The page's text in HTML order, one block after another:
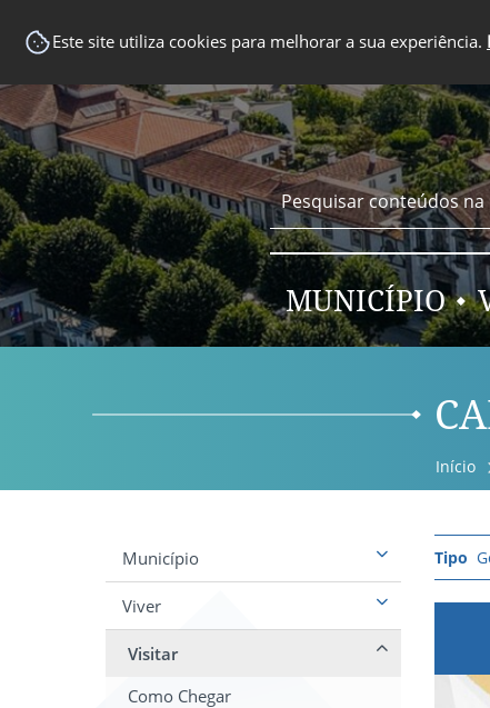
Este site utiliza cookies para melhorar a sua experiência.
MUNICÍPIO
Início
Município
Viver
Visitar
Como Chegar